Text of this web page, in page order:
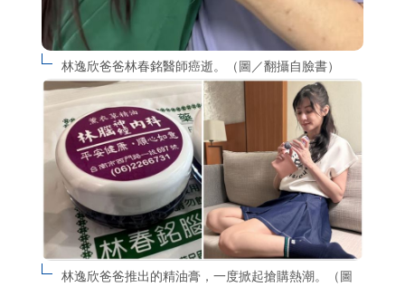
林逸欣爸爸林春銘醫師癌逝。（圖／翻攝自臉書）
林逸欣爸爸推出的精油膏，一度掀起搶購熱潮。（圖